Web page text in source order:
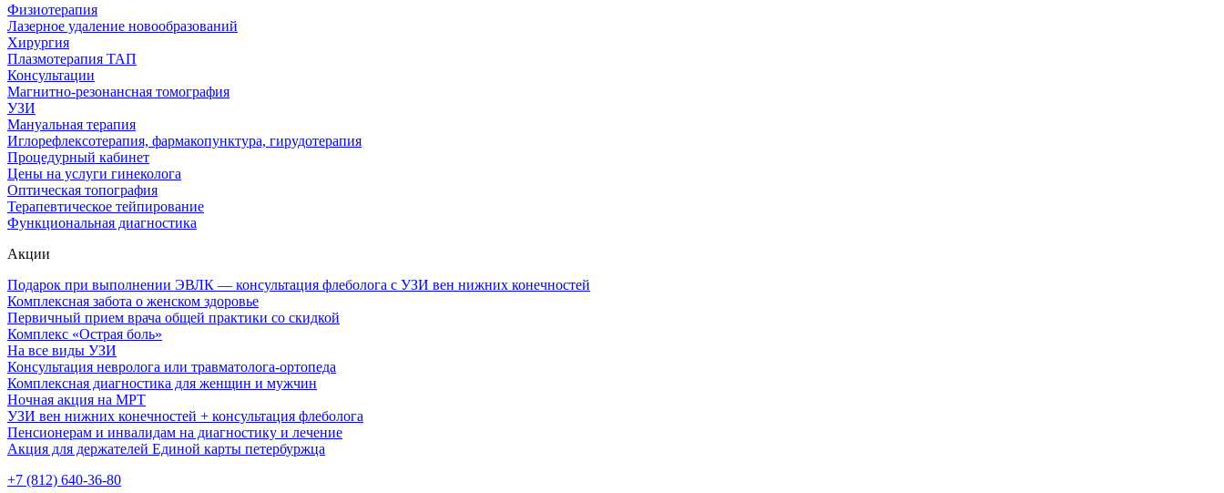
Физиотерапия
Лазерное удаление новообразований
Хирургия
Плазмотерапия ТАП
Консультации
Магнитно-резонансная томография
УЗИ
Мануальная терапия
Иглорефлексотерапия, фармакопунктура, гирудотерапия
Процедурный кабинет
Цены на услуги гинеколога
Оптическая топография
Терапевтическое тейпирование
Функциональная диагностика
Акции
Подарок при выполнении ЭВЛК — консультация флеболога с УЗИ вен нижних конечностей
Комплексная забота о женском здоровье
Первичный прием врача общей практики со скидкой
Комплекс «Острая боль»
На все виды УЗИ
Консультация невролога или травматолога-ортопеда
Комплексная диагностика для женщин и мужчин
Ночная акция на МРТ
УЗИ вен нижних конечностей + консультация флеболога
Пенсионерам и инвалидам на диагностику и лечение
Акция для держателей Единой карты петербуржца
+7 (812) 640-36-80